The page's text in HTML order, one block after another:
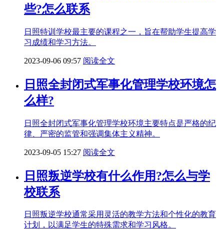
些?怎么联系
日照特训学校最主要的课程之一，旨在帮助学生提高学
习成绩和学习方法。
2023-09-06 09:57 阅读全文
日照全封闭式军事化管理学校环境怎
么样?
日照全封闭式军事化管理学校环境主要特点是严格的纪
律、严密的监管和强调集体主义精神。
2023-09-05 15:27 阅读全文
日照叛逆学校有什么作用?怎么与学
校联系
日照叛逆学校通常采用灵活的教学方法和个性化的教育
计划，以满足学生的特殊需求和学习风格。